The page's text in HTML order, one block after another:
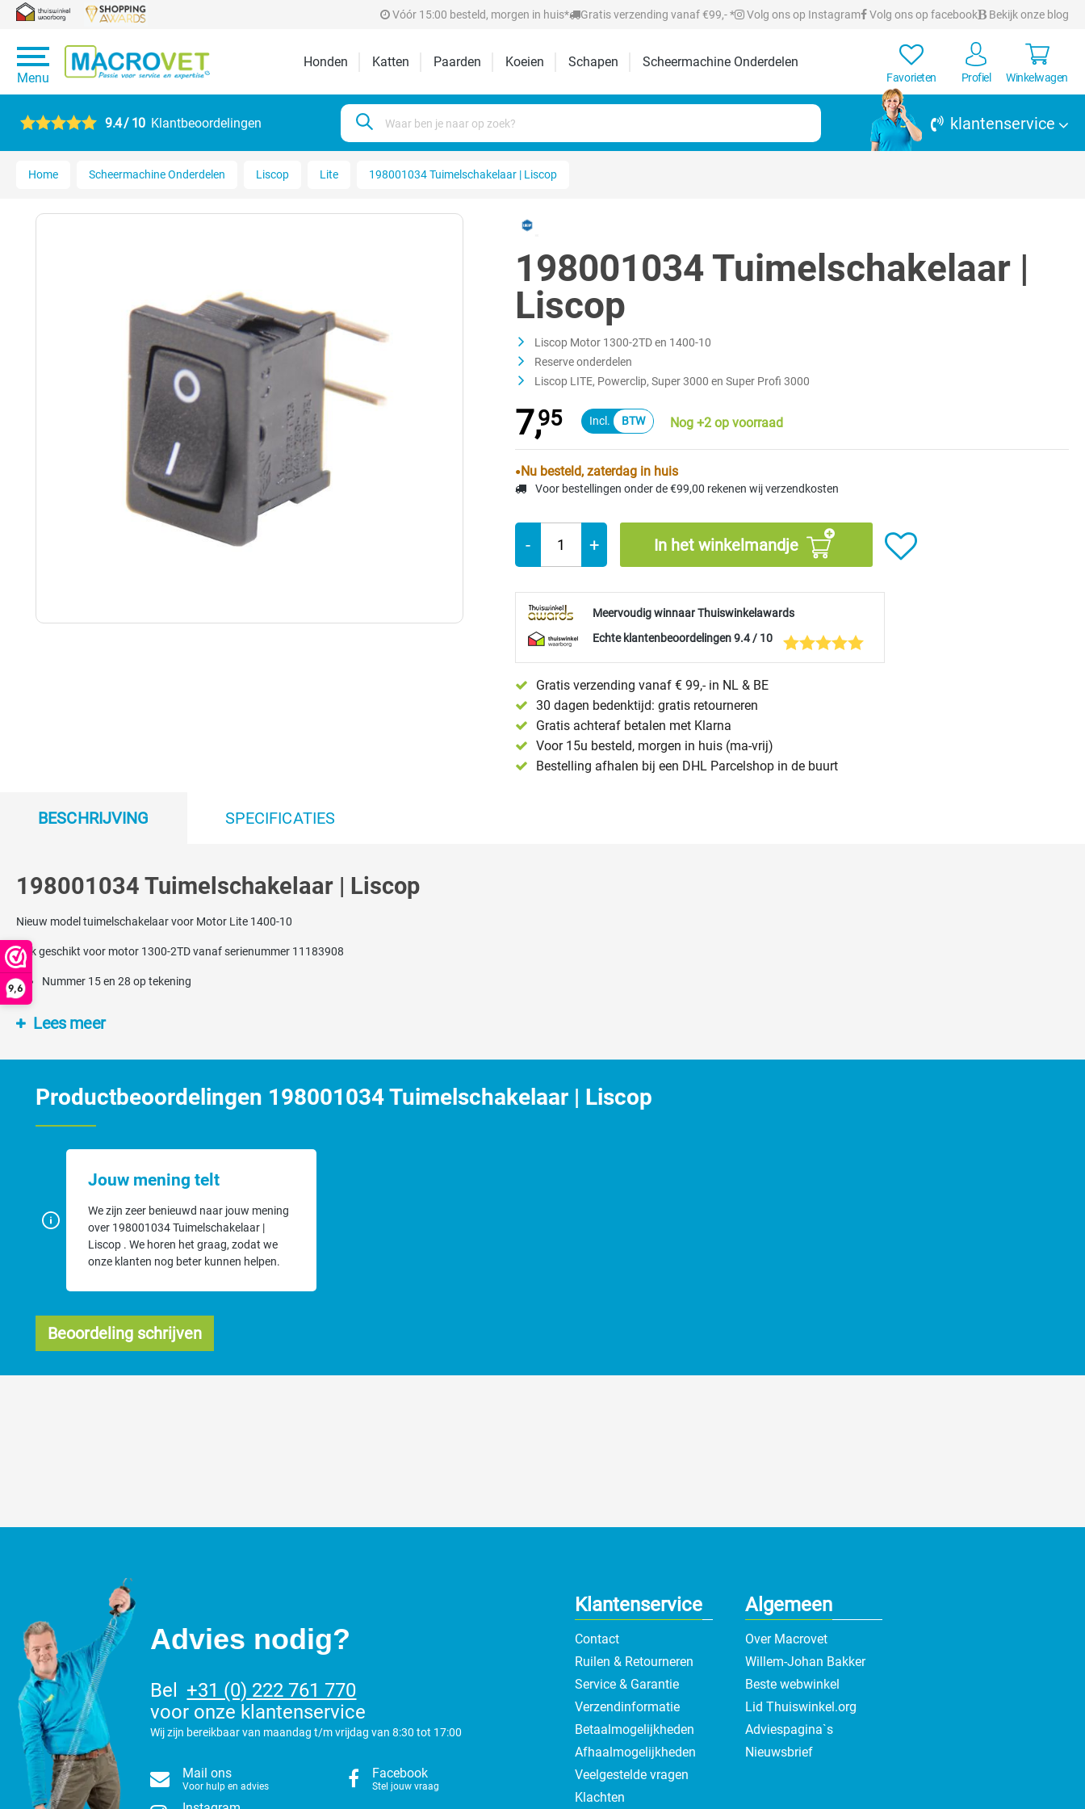
9,6
Vóór 15:00 besteld, morgen in huis* Gratis verzending vanaf €99,- * Volg ons op Instagram Volg ons op facebook Bekijk onze blog
Menu
Honden Katten Paarden Koeien Schapen Scheermachine Onderdelen
Favorieten Profiel Winkelwagen
9.4 / 10 Klantbeoordelingen klantenservice
Home Scheermachine Onderdelen Liscop Lite 198001034 Tuimelschakelaar | Liscop
198001034 Tuimelschakelaar |
Liscop
Liscop Motor 1300-2TD en 1400-10
Reserve onderdelen
Liscop LITE, Powerclip, Super 3000 en Super Profi 3000
7,95 Nog +2 op voorraad
Nu besteld, zaterdag in huis
Voor bestellingen onder de €99,00 rekenen wij verzendkosten
- + In het winkelmandje
Meervoudig winnaar Thuiswinkelawards
Echte klantenbeoordelingen 9.4 / 10
Gratis verzending vanaf € 99,- in NL & BE
30 dagen bedenktijd: gratis retourneren
Gratis achteraf betalen met Klarna
Voor 15u besteld, morgen in huis (ma-vrij)
Bestelling afhalen bij een DHL Parcelshop in de buurt
BESCHRIJVING SPECIFICATIES
198001034 Tuimelschakelaar | Liscop
Nieuw model tuimelschakelaar voor Motor Lite 1400-10
Ook geschikt voor motor 1300-2TD vanaf serienummer 11183908
Nummer 15 en 28 op tekening
Lees meer
Productbeoordelingen 198001034 Tuimelschakelaar | Liscop
Jouw mening telt
We zijn zeer benieuwd naar jouw mening
over 198001034 Tuimelschakelaar |
Liscop . We horen het graag, zodat we
onze klanten nog beter kunnen helpen.
Beoordeling schrijven
Klantenservice
Contact
Ruilen & Retourneren
Service & Garantie
Verzendinformatie
Betaalmogelijkheden
Afhaalmogelijkheden
Veelgestelde vragen
Klachten
Algemeen
Over Macrovet
Willem-Johan Bakker
Beste webwinkel
Lid Thuiswinkel.org
Adviespagina`s
Nieuwsbrief
Advies nodig?
Bel
+31 (0) 222 761 770
voor onze klantenservice
Wij zijn bereikbaar van maandag t/m vrijdag van 8:30 tot 17:00
Mail ons
Voor hulp en advies
Facebook
Stel jouw vraag